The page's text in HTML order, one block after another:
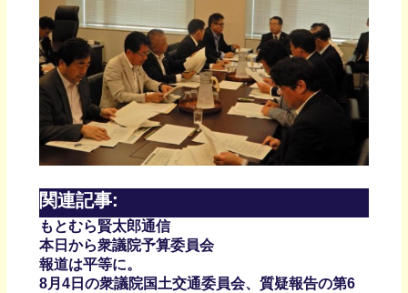
関連記事:
もとむら賢太郎通信
本日から衆議院予算委員会
報道は平等に。
8月4日の衆議院国土交通委員会、質疑報告の第6